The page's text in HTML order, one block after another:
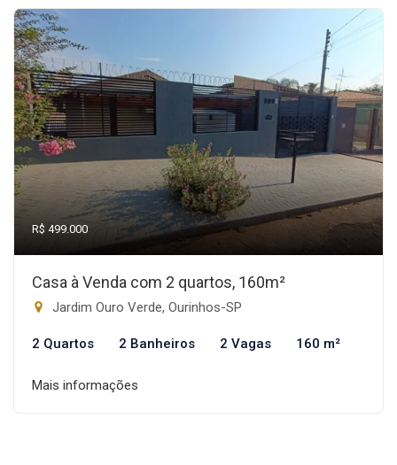
R$ 499.000
Casa à Venda com 2 quartos, 160m²
Jardim Ouro Verde, Ourinhos-SP
2 Quartos 2 Banheiros 2 Vagas 160 m²
Mais informações